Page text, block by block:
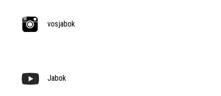
vosjabok
Jabok